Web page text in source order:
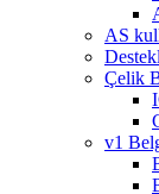
AS
Çelik
v1